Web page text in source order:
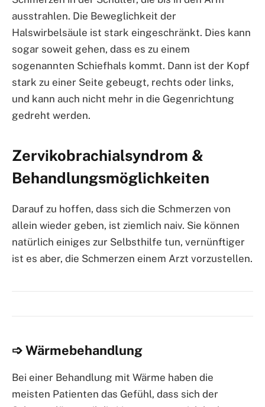
ausstrahlen. Die Beweglichkeit der
Halswirbelsäule ist stark eingeschränkt. Dies kann
sogar soweit gehen, dass es zu einem
sogenannten Schiefhals kommt. Dann ist der Kopf
stark zu einer Seite gebeugt, rechts oder links,
und kann auch nicht mehr in die Gegenrichtung
gedreht werden.
Zervikobrachialsyndrom &
Behandlungsmöglichkeiten
Darauf zu hoffen, dass sich die Schmerzen von
allein wieder geben, ist ziemlich naiv. Sie können
natürlich einiges zur Selbsthilfe tun, vernünftiger
ist es aber, die Schmerzen einem Arzt vorzustellen.
➩ Wärmebehandlung
Bei einer Behandlung mit Wärme haben die
meisten Patienten das Gefühl, dass sich der